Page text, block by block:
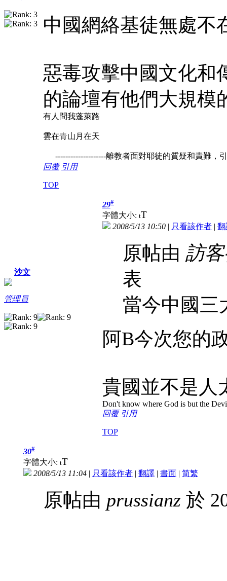
中國網絡基徒無處不
惡毒攻擊中國文化和
的論壇有他們大規模
有人問我蓬萊路
雲在青山月在天
--------------------離教者面對耶徒的質疑和責難，
回覆 引用
TOP
沙文
管理員
29#
字體大小: tT
2008/5/13 10:50 | 只看該作者 | 翻
原帖由 訪
表
當今中國三
阿B今次您的
貴國並不是人
Don't know where God is but the
回覆 引用
TOP
30#
字體大小: tT
2008/5/13 11:04 | 只看該作者 | 翻譯 | 書面 | 简繁
原帖由 prussianz 於